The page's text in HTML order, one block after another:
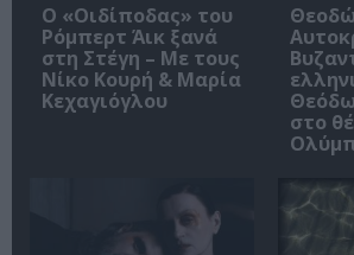
O «Οιδίποδας» του
Ρόμπερτ Άικ ξανά
στη Στέγη – Με τους
Νίκο Κουρή & Μαρία
Κεχαγιόγλου
στο